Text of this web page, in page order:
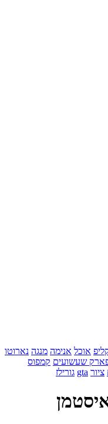
אוכל אנימה מנגה נארוטו
שעשועים קמפוס
ציור gta גורילז